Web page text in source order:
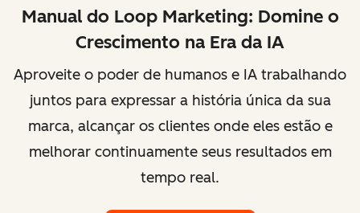
Manual do Loop Marketing: Domine o
Crescimento na Era da IA
Aproveite o poder de humanos e IA trabalhando
juntos para expressar a história única da sua
marca, alcançar os clientes onde eles estão e
melhorar continuamente seus resultados em
tempo real.